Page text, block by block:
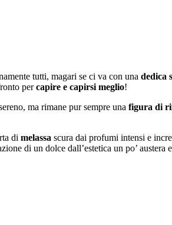
tutti, magari se ci va con una dedica
percapire e capirsi meglio!
ma rimane pur sempre una figura di
di melassa scura dai profumi intensi e
di un dolce dall’estetica un po’